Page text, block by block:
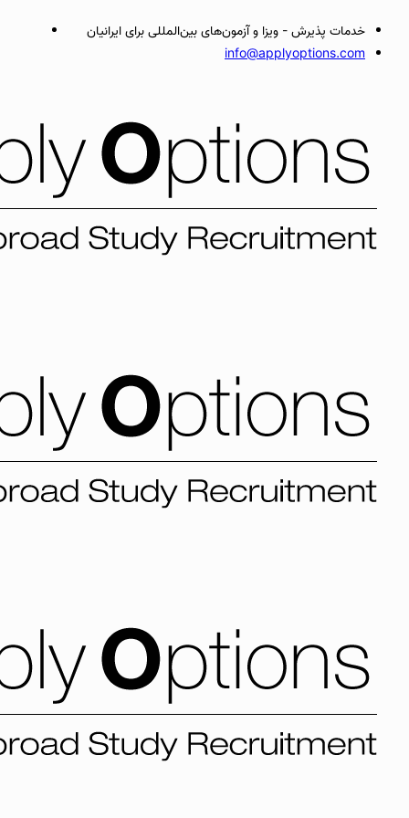
خدمات پذیرش - ویزا و آزمون‌های بین‌المللی برای ایرانیان
info@applyoptions.com